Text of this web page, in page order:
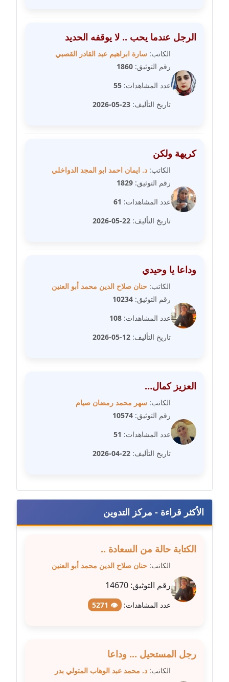
مدونة سلوى محمود
عاملة
مدونة سماح حامد
عاملة
مدونة سمر ابراهيم
عاملة
مدونة سهام كمال
مدونة سهر صيام
عاملة
مدونة سهير عسكر
مدونة سوزان بهنسي
عاملة
مدونة شادي الربابعة
عاملة
مدونة شرف الدين محمد
عاملة
عاملة
مدونة شيماء الجمل
مدونة شيماء حسني
مدونة شيماء عبد المقصود
مدونة شيماء عمارة
الرجل عندما يحب .. لا يوقفه الحديد
الكاتب: سارة ابراهيم عبد القادر القصبي
رقم التوثيق: 1860
عدد المشاهدات: 55
تاريخ التأليف: 23-05-2026
كريهة ولكن
الكاتب: د. ايمان احمد ابو المجد الدواخلي
رقم التوثيق: 1829
عدد المشاهدات: 61
تاريخ التأليف: 22-05-2026
وداعا يا وحيدي
الكاتب: حنان صلاح الدين محمد أبو العنين
رقم التوثيق: 10234
عدد المشاهدات: 108
تاريخ التأليف: 12-05-2026
العزيز كمال…
الكاتب: سهر محمد رمضان صيام
رقم التوثيق: 10574
عدد المشاهدات: 51
تاريخ التأليف: 22-04-2026
الأكثر قراءة - مركز التدوين
الكتابة حالة من السعادة ..
الكاتب: حنان صلاح الدين محمد أبو العنين
رقم التوثيق: 14670
عدد المشاهدات: 👁 5271
رجل المستحيل ... وداعا
الكاتب: د. محمد عبد الوهاب المتولي بدر